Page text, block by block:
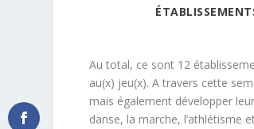
Au total, ce sont 12
au(x) jeu(x). A travers cette
mais également développer
danse, la marche, l’athlétisme